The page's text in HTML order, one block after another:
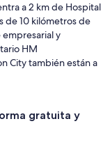
a 2 km de Hospital
de 10 kilómetros de
empresarial y
HM
City también están a
gratuita y